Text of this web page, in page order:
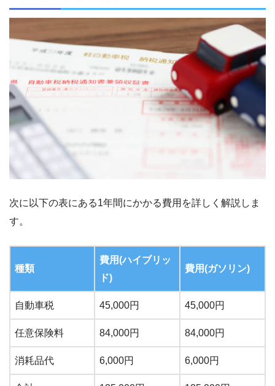
次に以下の表にある1年間にかかる費用を詳しく解説しま
す。
種類
費用(ハイブリッ
ド)
費用(ガソリン)
自動車税 45,000円 45,000円
任意保険料 84,000円 84,000円
消耗品代 6,000円 6,000円